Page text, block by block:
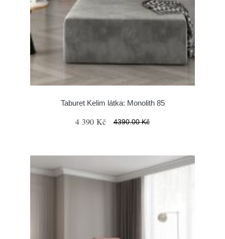
Taburet Kelim látka: Monolith 85
4 390 Kč 4390.00 Kč